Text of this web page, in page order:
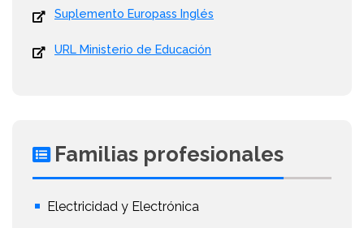
Suplemento Europass Inglés
URL Ministerio de Educación
Familias profesionales
Electricidad y Electrónica